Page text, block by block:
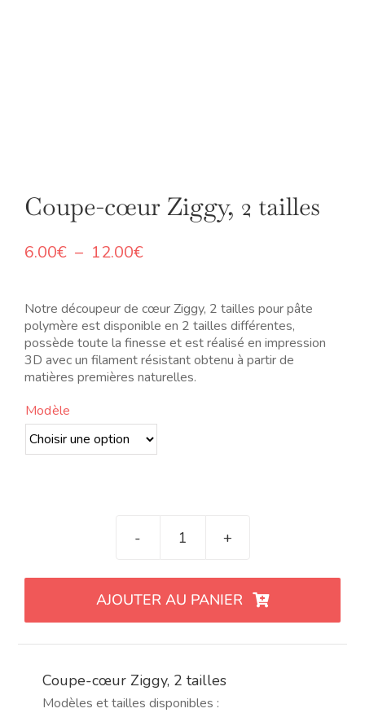
Coupe-cœur Ziggy, 2 tailles
6.00€ – 12.00€Plage
6.00€
à
12.00€
Notre découpeur de cœur Ziggy, 2 tailles pour pâte
polymère est disponible en 2 tailles différentes,
possède toute la finesse et est réalisé en impression
3D avec un filament résistant obtenu à partir de
matières premières naturelles.
Modèle
quantité
de
corazón
Ziggy,
tamaños
AJOUTER AU PANIER
Coupe-cœur Ziggy, 2 tailles
Modèles et tailles disponibles :